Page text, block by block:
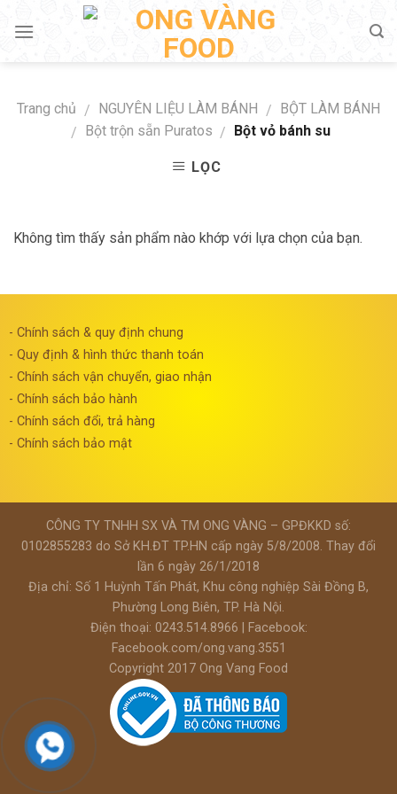
Trang chủ / NGUYÊN LIỆU LÀM BÁNH / BỘT LÀM BÁNH
/ Bột trộn sẵn Puratos / Bột vỏ bánh su
LỌC
Không tìm thấy sản phẩm nào khớp với lựa chọn của bạn.
- Chính sách & quy định chung
- Quy định & hình thức thanh toán
- Chính sách vận chuyển, giao nhận
- Chính sách bảo hành
- Chính sách đổi, trả hàng
- Chính sách bảo mật
CÔNG TY TNHH SX VÀ TM ONG VÀNG – GPĐKKD số:
0102855283 do Sở KH.ĐT TP.HN cấp ngày 5/8/2008. Thay đổi
lần 6 ngày 26/1/2018
Địa chỉ: Số 1 Huỳnh Tấn Phát, Khu công nghiệp Sài Đồng B,
Phường Long Biên, TP. Hà Nội.
Điện thoại: 0243.514.8966 | Facebook:
Facebook.com/ong.vang.3551
Copyright 2017 Ong Vang Food